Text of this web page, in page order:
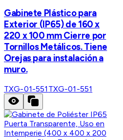
Gabinete Plástico para
Exterior (IP65) de 160 x
220 x 100 mm Cierre por
Tornillos Metálicos. Tiene
Orejas para instalación a
muro.
TXG-01-551 TXG-01-551